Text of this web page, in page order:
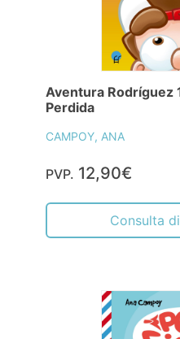
Aventura Rodríguez
Perdida
CAMPOY, ANA
PVP. 12,90€
Consulta